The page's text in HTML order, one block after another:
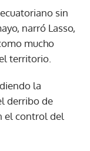
sin
narró Lasso,
mucho
territorio.
la
derribo de
el control del